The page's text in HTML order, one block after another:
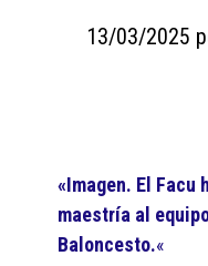
13/03/2025
«Imagen. El Facu
maestría al
Baloncesto.«